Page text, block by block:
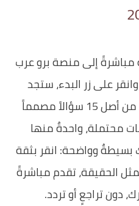
مباشرةً إلى منصة برو عرب
على زر البدء، ستجد
نفسك فجأةً أمام أول سؤال من أصل 15 سؤالاً مصمماً
محتملة، واحدةٌ منها
وواضحة: انقر بثقة
الحقيقة، تقدم مباشرةً
دون تراجعٍ أو تردد.